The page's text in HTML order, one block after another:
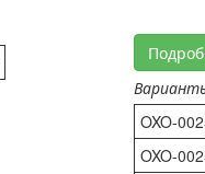
OXO-
OXO-